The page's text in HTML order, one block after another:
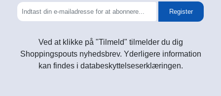
Register
Ved at klikke på "Tilmeld" tilmelder du dig
Shoppingspouts nyhedsbrev. Yderligere information
kan findes i databeskyttelseserklæringen.